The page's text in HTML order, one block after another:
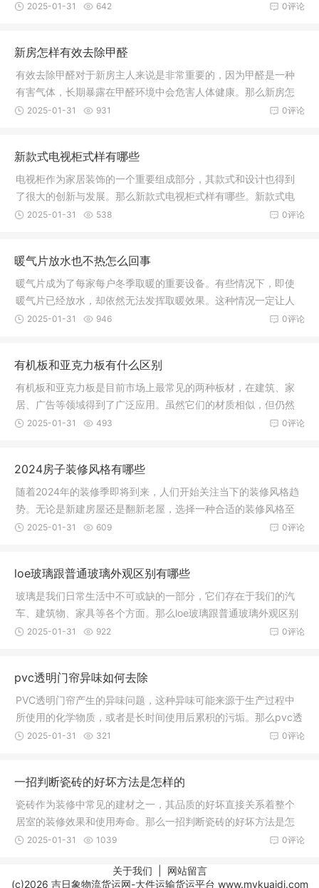
节都不能
0评论
2025-01-31 642
新房怎样有效去除甲醛
有效去除甲醛对于新房主人来说是非常重要的，因为甲醛是一种
有害气体，长期暴露在甲醛环境中会危害人体健康。那么新房怎
样有效去
0评论
2025-01-31 931
新款式电视柜式样有哪些
电视柜作为家居装饰的一个重要组成部分，其款式和设计也得到
了很大的创新与发展。那么新款式电视柜式样有哪些。新款式电
视柜式样
0评论
2025-01-31 538
暖气片放水也不热怎么回事
暖气片成为了每家每户冬季取暖的重要设备。有些情况下，即使
暖气片已经放水，却依然无法发挥取暖效果。这种情况一定让人
感到非常
0评论
2025-01-31 946
有机板和亚克力板有什么区别
有机板和亚克力板是目前市场上最常见的两种板材，在建筑、家
居、广告等领域得到了广泛应用。虽然它们的材质相似，但仍然
存在一些
0评论
2025-01-31 493
2024房子装修风格有哪些
随着2024年的装修季即将到来，人们开始关注当下的装修风格趋
势。无论是新建房屋还是翻新老屋，选择一种合适的装修风格至
关重要。
0评论
2025-01-31 609
loe玻璃跟普通玻璃外观区别有哪些
玻璃是我们日常生活中不可或缺的一部分，它们存在于我们的汽
车、建筑物、家具等各个方面。那么loe玻璃跟普通玻璃外观区别
有哪些
0评论
2025-01-31 922
pvc透明门帘异味如何去除
PVC透明门帘产生的异味问题，这种异味可能来源于生产过程中
所使用的化学物质，或者是长时间使用后累积的污垢。那么pvc透
明门帘异
0评论
2025-01-31 321
一招判断瓷砖的好坏方法是怎样的
瓷砖作为装修中常见的建材之一，其品质的好坏直接关系着整个
居室的装修效果和使用寿命。那么一招判断瓷砖的好坏方法是怎
样的。一
0评论
2025-01-31 1039
关于我们
网站留言
(c)2026 吉日象物流货运网-大件运输货运平台 www.mykuaidi.com